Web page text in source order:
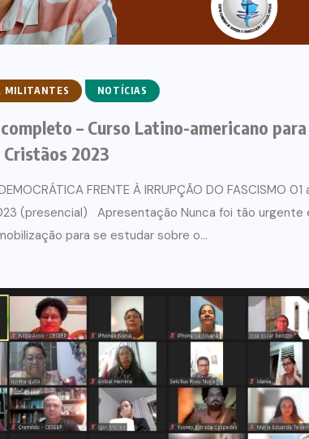
MILITANTES NOTÍCIAS
– Curso Latino-americano para
2023
FRENTE À IRRUPÇÃO DO FASCISMO 01
(presencial) Apresentação Nunca foi tão urgente
para se estudar sobre o...